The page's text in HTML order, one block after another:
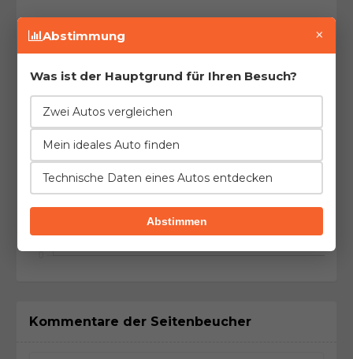
Verbrauch (letzte 10 Tankfüllungen)
Kommentare der Seitenbeucher
Abstimmung ×
Was ist der Hauptgrund für Ihren Besuch?
Zwei Autos vergleichen
Mein ideales Auto finden
Technische Daten eines Autos entdecken
Abstimmen